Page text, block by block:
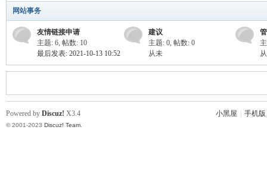
enc网站事务
友情链接申请
主题: 6, 帖数: 10
最后发表: 2021-10-13 10:52
建议
主题: 0, 帖数: 0
从未
小黑屋 手机版
Powered by Discuz! X3.4
© 2001-2023 Discuz! Team.